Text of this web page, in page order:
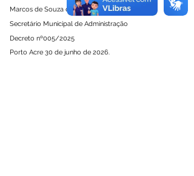
Marcos de Souza da Costa Pessoa
Secretário Municipal de Administração
Decreto nº005/2025
Porto Acre 30 de junho de 2026.